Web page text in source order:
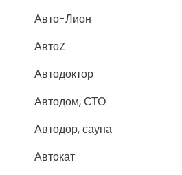
Авто-Лион
АвтоZ
Автодоктор
Автодом, СТО
Автодор, сауна
Автокат